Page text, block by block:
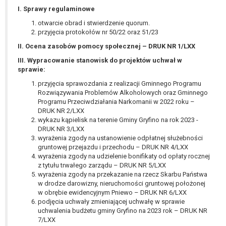
I. Sprawy regulaminowe
otwarcie obrad i stwierdzenie quorum.
przyjęcia protokołów nr 50/22 oraz 51/23
II. Ocena zasobów pomocy społecznej – DRUK NR 1/LXX
III. Wypracowanie stanowisk do projektów uchwał w
sprawie:
przyjęcia sprawozdania z realizacji Gminnego Programu
Rozwiązywania Problemów Alkoholowych oraz Gminnego
Programu Przeciwdziałania Narkomanii w 2022 roku –
DRUK NR 2/LXX
wykazu kąpielisk na terenie Gminy Gryfino na rok 2023 -
DRUK NR 3/LXX
wyrażenia zgody na ustanowienie odpłatnej służebności
gruntowej przejazdu i przechodu – DRUK NR 4/LXX
wyrażenia zgody na udzielenie bonifikaty od opłaty rocznej
z tytułu trwałego zarządu – DRUK NR 5/LXX
wyrażenia zgody na przekazanie na rzecz Skarbu Państwa
w drodze darowizny, nieruchomości gruntowej położonej
w obrębie ewidencyjnym Pniewo – DRUK NR 6/LXX
podjęcia uchwały zmieniającej uchwałę w sprawie
uchwalenia budżetu gminy Gryfino na 2023 rok – DRUK NR
7/LXX
sprawowania władzy publicznej
powierzonej administratorowi bądź
niezbędność przetwarzania do celów
wynikających z prawnie
realizowanych przez administratora
lub przez stronę trzecią.
Z przyczyn związanych z Pani/Pana
szczególną sytuacją. W razie wniesienia
sprzeciwu, administrator nie może już
przetwarzać tych danych osobowych, chyba
że wykaże on istnienie ważnych prawnie
uzasadnionych podstaw do przetwarzania,
nadrzędnych wobec interesów, praw i
wolności osoby, której dane dotyczą, lub
podstaw do ustalenia, dochodzenia lub
obrony roszczeń.